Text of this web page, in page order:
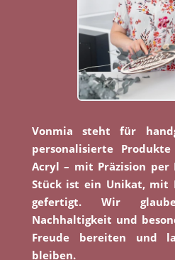
Vonmia steht für
personalisierte
Acryl – mit Präzision per
Stück ist ein Unikat, mit
gefertigt. Wir
Nachhaltigkeit und
Freude bereiten und
bleiben.